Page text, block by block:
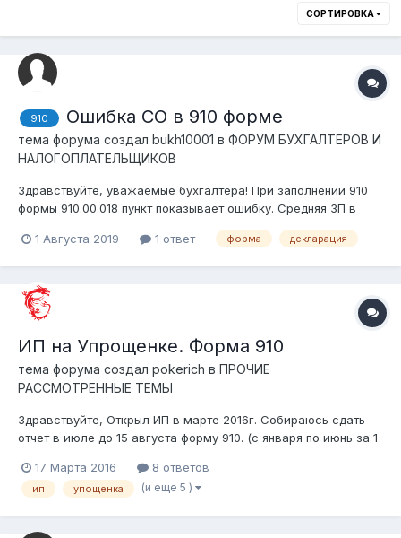
СОРТИРОВКА
910 Ошибка СО в 910 форме
тема форума создал bukh10001 в ФОРУМ БУХГАЛТЕРОВ И
НАЛОГОПЛАТЕЛЬЩИКОВ
Здравствуйте, уважаемые бухгалтера! При заполнении 910
формы 910.00.018 пункт показывает ошибку. Средняя ЗП в
директора 600,000, а бухгалтера 42500. Так как ЗП
1 Августа 2019 1 ответ форма декларация
ИП на Упрощенке. Форма 910
тема форума создал pokerich в ПРОЧИЕ
РАССМОТРЕННЫЕ ТЕМЫ
Здравствуйте, Открыл ИП в марте 2016г. Собираюсь сдать
отчет в июле до 15 августа форму 910. (с января по июнь за 1
850, СО = 9 500 ) 2)апрель-470000 228 590 ( СН = 7 050, СО =
11 430 ) 3)май - 470000 228 590 (...
17 Марта 2016 8 ответов
ип упощенка (и еще 5 )